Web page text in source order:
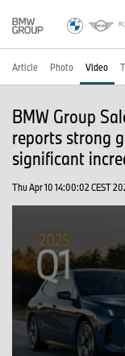
Article Photo Video
BMW Group
reports strong
significant
Thu Apr 10 14:00:02 CEST